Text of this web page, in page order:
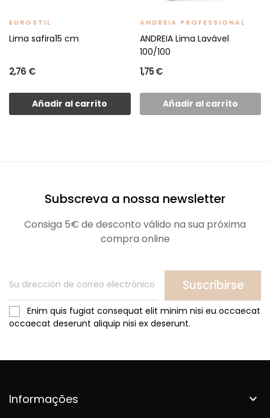
EUROSTIL
Lima safira15 cm
2,76 €
Añadir al carrito
ANDREIA PROFESSIONAL
ANDREIA Lima Lavável
100/100
1,75 €
Añadir al carrito
Subscreva a nossa newsletter
Consiga 5€ de desconto válido na sua próxima
compra online
Suscribirse
Enim quis fugiat consequat elit minim nisi eu occaecat
occaecat deserunt aliquip nisi ex deserunt.
Informações 